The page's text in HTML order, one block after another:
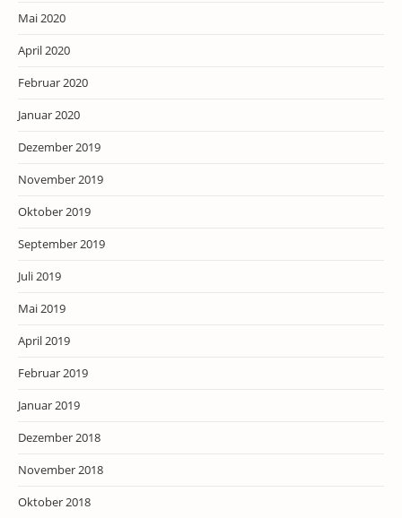
Mai 2020
April 2020
Februar 2020
Januar 2020
Dezember 2019
November 2019
Oktober 2019
September 2019
Juli 2019
Mai 2019
April 2019
Februar 2019
Januar 2019
Dezember 2018
November 2018
Oktober 2018